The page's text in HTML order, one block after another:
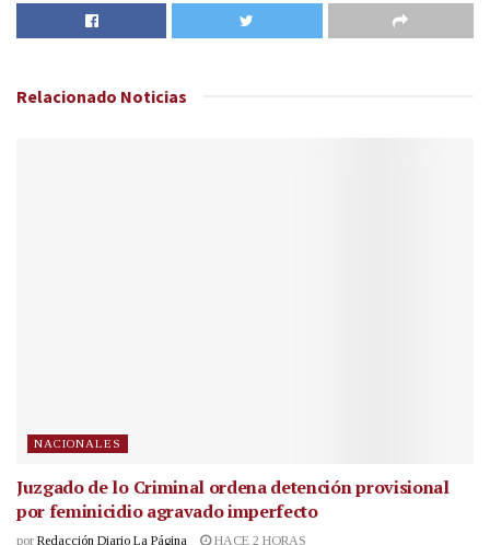
Relacionado Noticias
NACIONALES
Juzgado de lo Criminal ordena detención provisional
por feminicidio agravado imperfecto
por Redacción Diario La Página HACE 2 HORAS